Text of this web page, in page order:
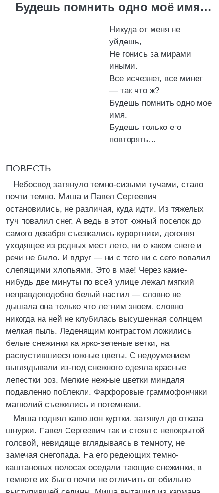
Будешь помнить одно моё имя…
Никуда от меня не
уйдешь,
Не гонись за мирами
иными.
Все исчезнет, все минет
— так что ж?
Будешь помнить одно мое
имя.
Будешь только его
повторять…
ПОВЕСТЬ
Небосвод затянуло темно-сизыми тучами, стало
почти темно. Миша и Павел Сергеевич
остановились, не различая, куда идти. Из тяжелых
туч повалил снег. А ведь в этот южный поселок до
самого декабря съезжались курортники, догоняя
уходящее из родных мест лето, ни о каком снеге и
речи не было. И вдруг — ни с того ни с сего повалил
слепящими хлопьями. Это в мае! Через какие-
нибудь две минуты по всей улице лежал мягкий
неправдоподобно белый настил — словно не
дышала она только что летним зноем, словно
никогда на ней не клубилась высушенная солнцем
мелкая пыль. Леденящим контрастом ложились
белые снежинки ка ярко-зеленые ветки, на
распустившиеся южные цветы. С недоумением
выглядывали из-под снежного одеяла красные
лепестки роз. Мелкие нежные цветки миндаля
подавленно поблекли. Фарфоровые граммофончики
магнолий съежились и потемнели.
Миша поднял капюшон куртки, затянул до отказа
шнурки. Павел Сергеевич так и стоял с непокрытой
головой, невидяще вглядываясь в темноту, не
замечая снегопада. На его редеющих темно-
каштановых волосах оседали тающие снежинки, в
темноте их было почти не отличить от обильно